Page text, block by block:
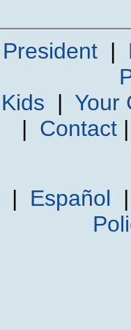
|
Kids | Your
| Contact
| Español